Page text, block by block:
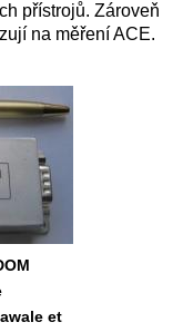
přístrojů. Zároveň
na měření ACE.
et